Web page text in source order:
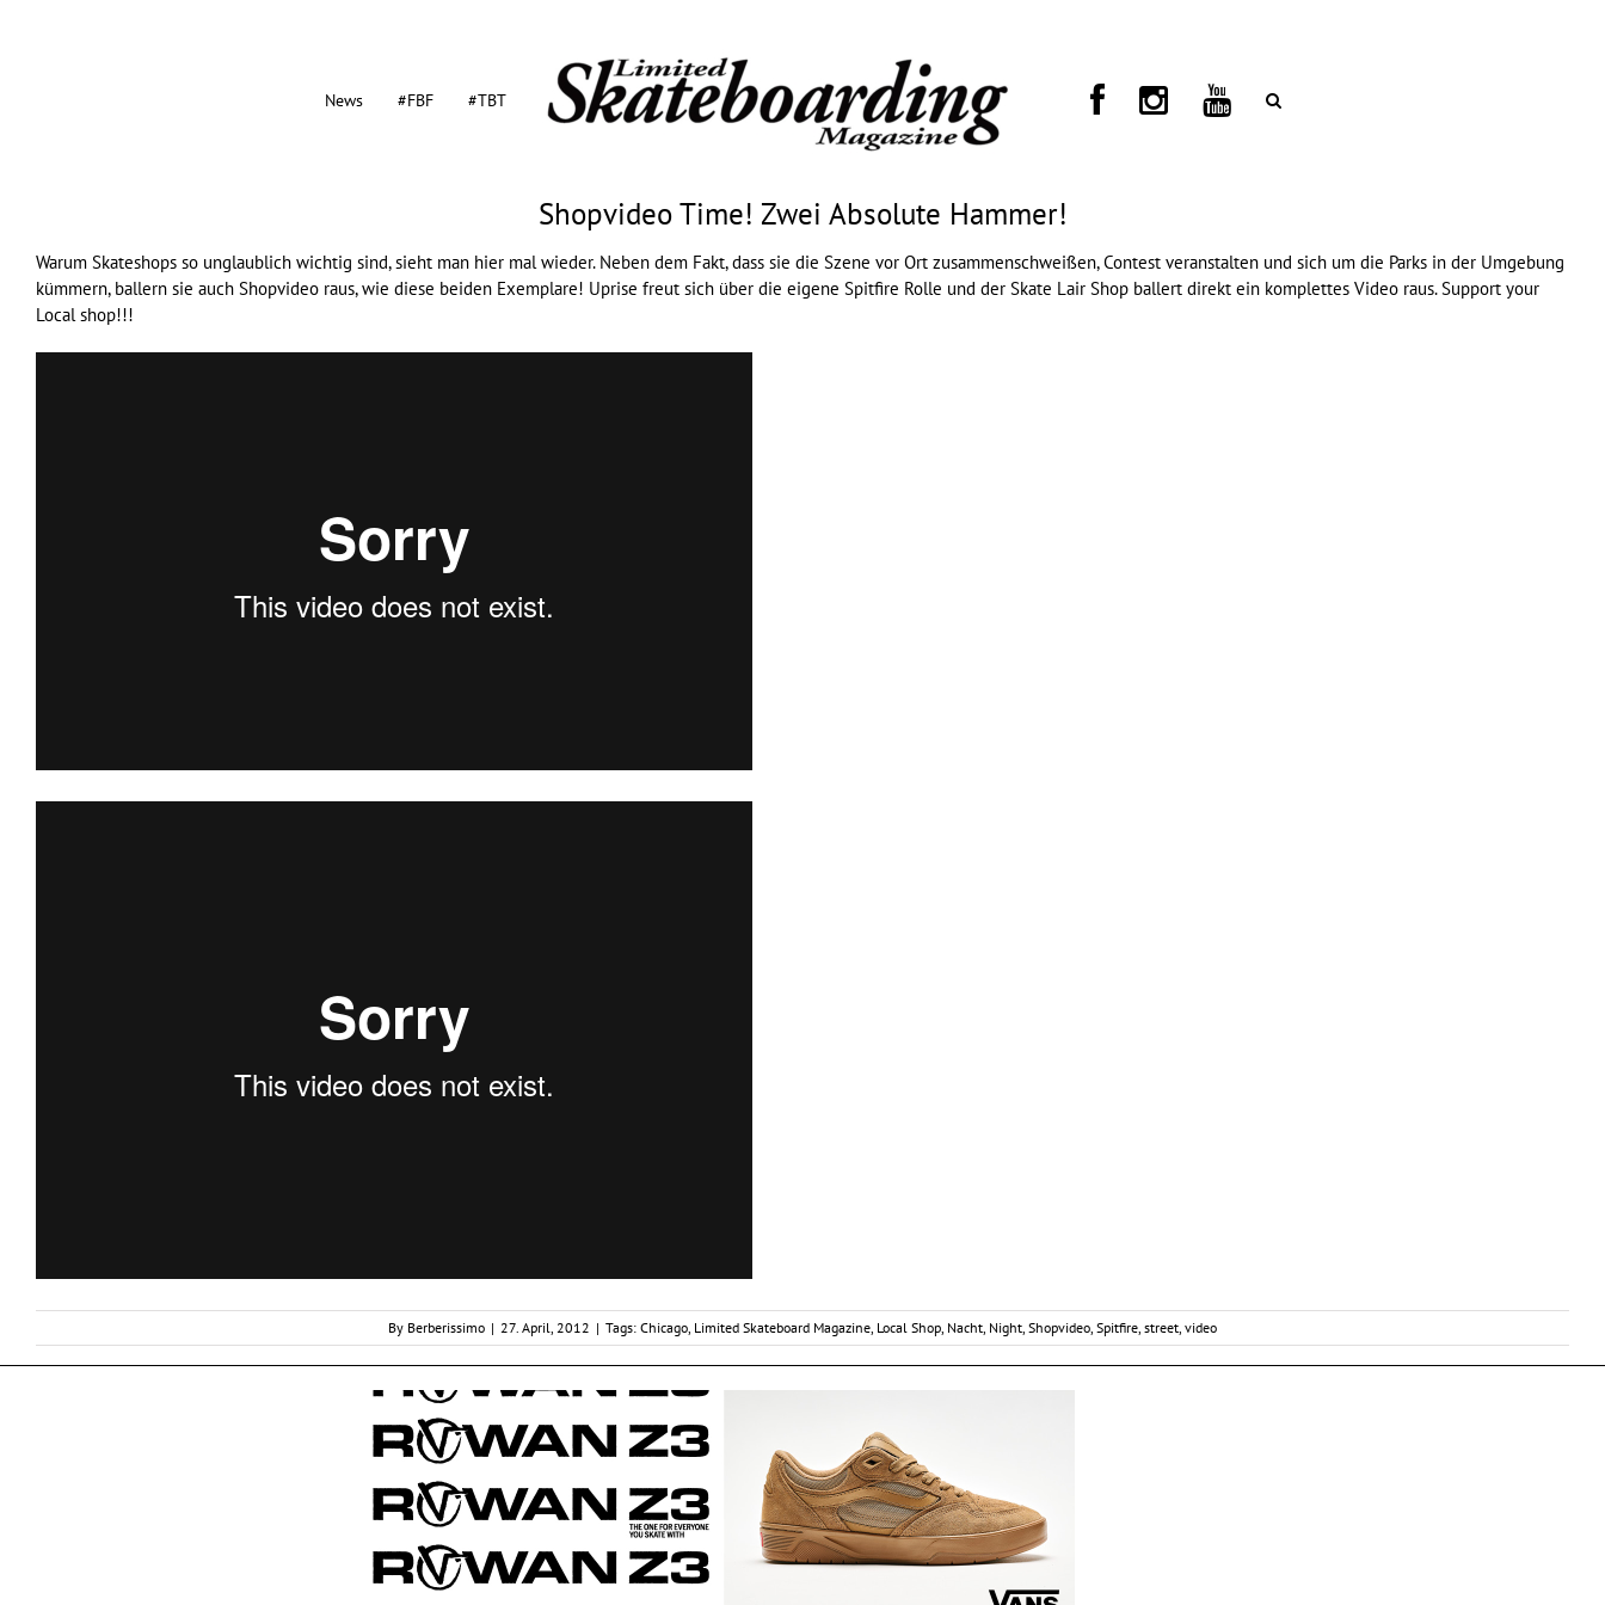
News #FBF #TBT
Shopvideo Time! Zwei Absolute Hammer!
Warum Skateshops so unglaublich wichtig sind, sieht man hier mal wieder. Neben dem Fakt, dass sie die Szene vor Ort zusammenschweißen, Contest veranstalten und sich um die Parks in der Umgebung
kümmern, ballern sie auch Shopvideo raus, wie diese beiden Exemplare! Uprise freut sich über die eigene Spitfire Rolle und der Skate Lair Shop ballert direkt ein komplettes Video raus. Support your
Local shop!!!
By Berberissimo | 27. April, 2012 | Tags: Chicago Limited Skateboard Magazine Local Shop Nacht Night Shopvideo Spitfire street video